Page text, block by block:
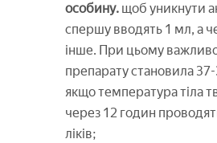
особину. щоб уникнути
спершу вводять 1 мл, а
інше. При цьому
препарату становила 37-
якщо температура тіла
через 12 годин
ліків;